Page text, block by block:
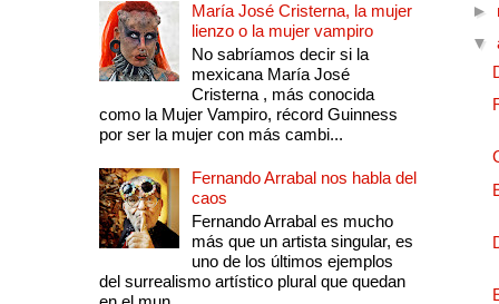
María José Cristerna, la mujer
lienzo o la mujer vampiro
No sabríamos decir si la
mexicana María José
Cristerna , más conocida
como la Mujer Vampiro, récord Guinness
por ser la mujer con más cambi...
Fernando Arrabal nos habla del
caos
Fernando Arrabal es mucho
más que un artista singular, es
uno de los últimos ejemplos
del surrealismo artístico plural que quedan
►
▼